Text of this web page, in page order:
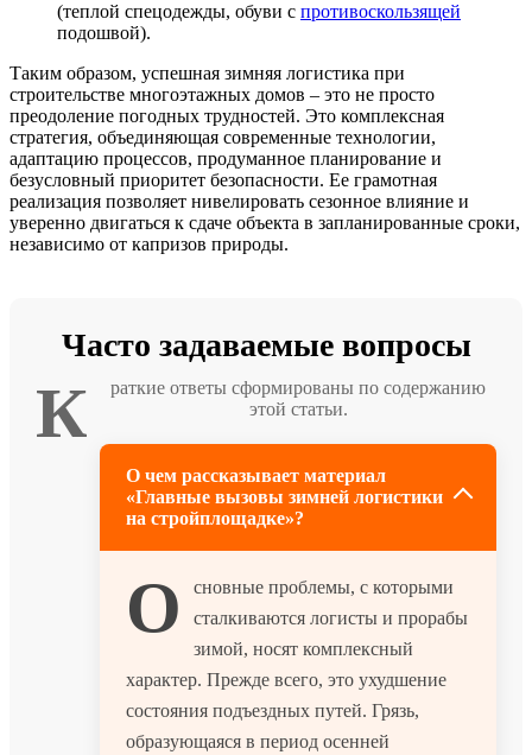
(теплой спецодежды, обуви с противоскользящей
подошвой).
Таким образом, успешная зимняя логистика при
строительстве многоэтажных домов – это не просто
преодоление погодных трудностей. Это комплексная
стратегия, объединяющая современные технологии,
адаптацию процессов, продуманное планирование и
безусловный приоритет безопасности. Ее грамотная
реализация позволяет нивелировать сезонное влияние и
уверенно двигаться к сдаче объекта в запланированные сроки,
независимо от капризов природы.
Часто задаваемые вопросы
К
раткие ответы сформированы по содержанию
этой статьи.
О чем рассказывает материал
«Главные вызовы зимней логистики
на стройплощадке»?
О
сновные проблемы, с которыми
сталкиваются логисты и прорабы
зимой, носят комплексный
характер. Прежде всего, это ухудшение
состояния подъездных путей. Грязь,
образующаяся в период осенней